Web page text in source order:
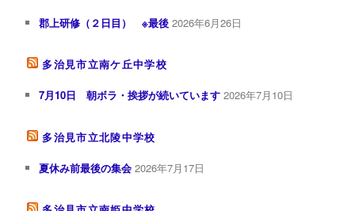
郡上研修（２日目） ※最後 2026年6月26日
多治見市立南ケ丘中学校
7月10日 朝ボラ・挨拶が続いています 2026年7月10日
多治見市立北陵中学校
夏休み前最後の集会 2026年7月17日